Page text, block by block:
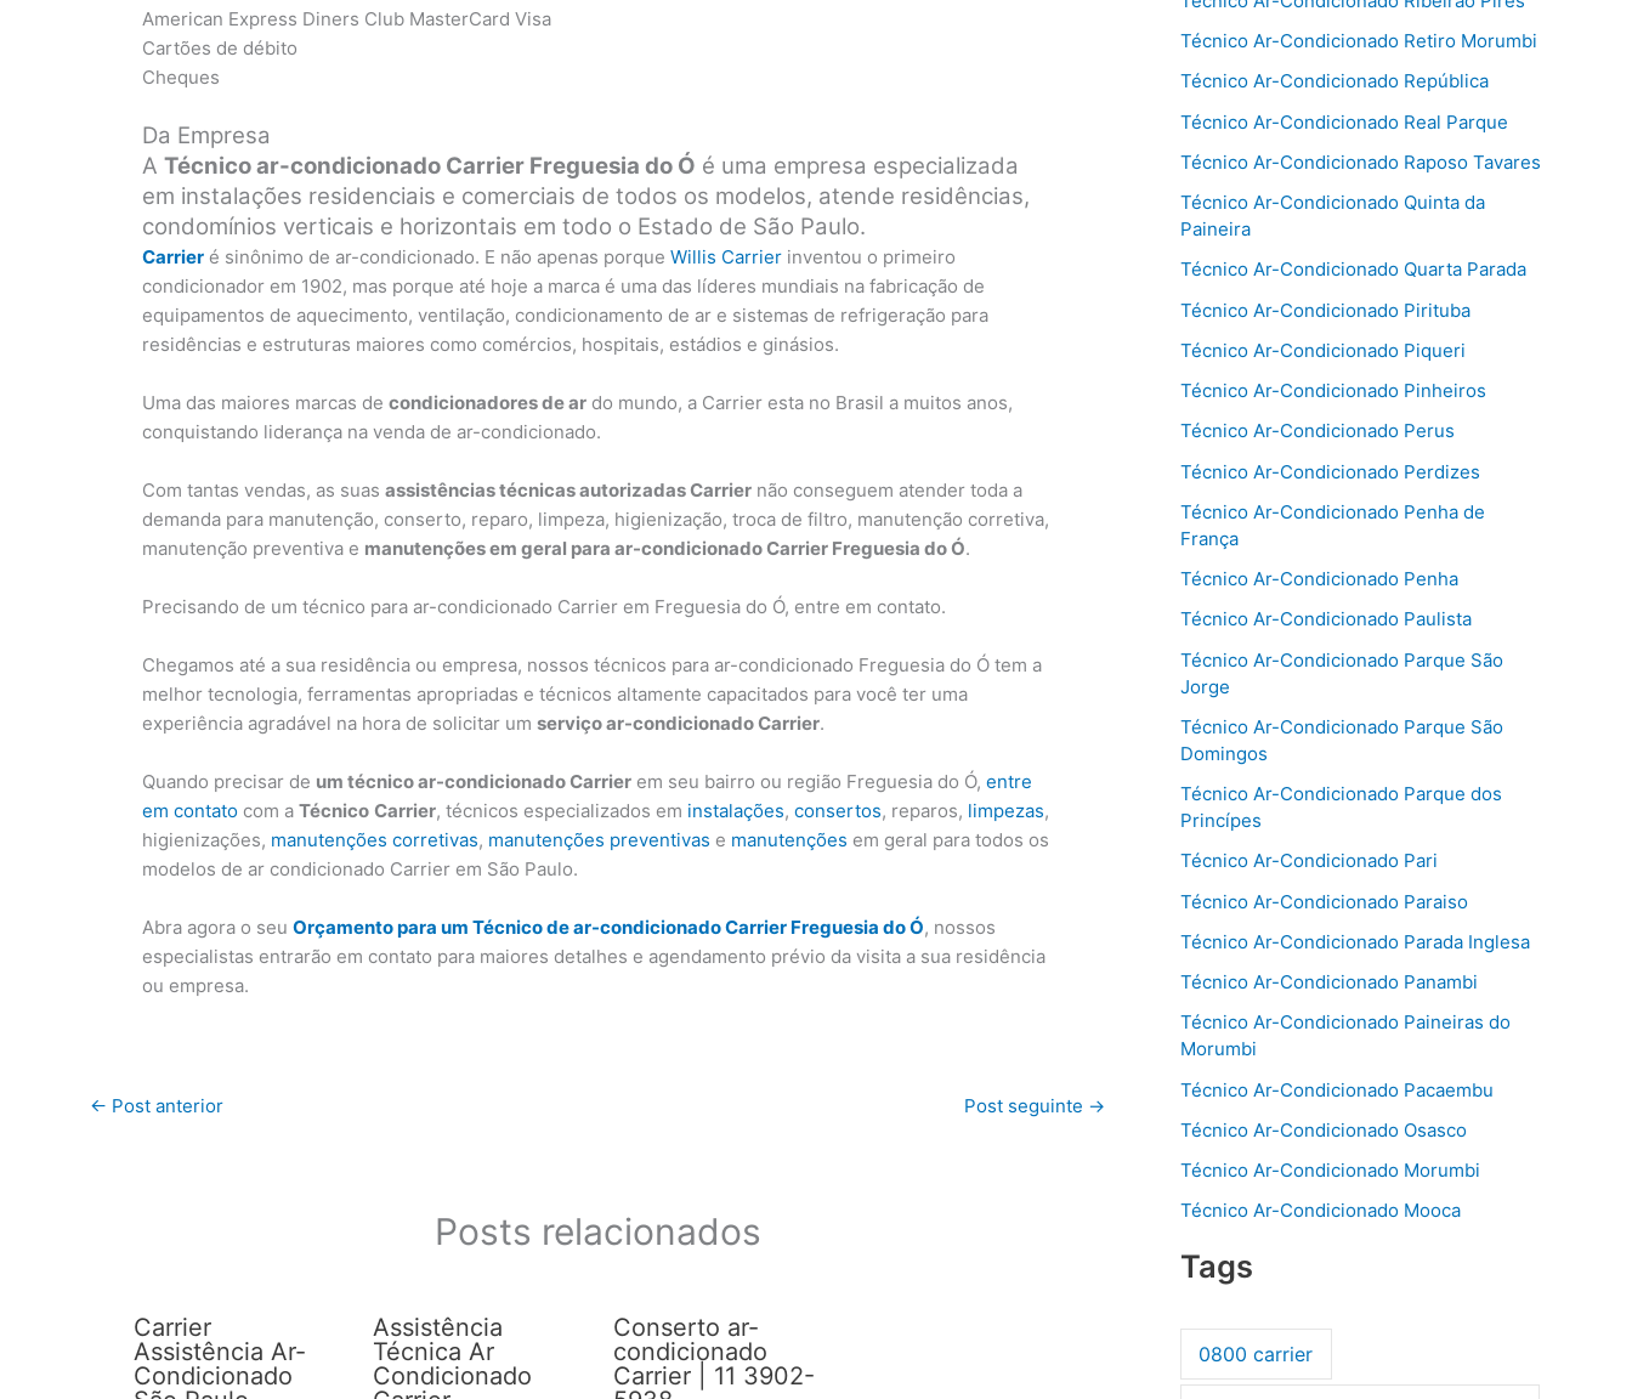
American Express Diners Club MasterCard Visa
Cartões de débito
Cheques
Da Empresa
A Técnico ar-condicionado Carrier Freguesia do Ó é uma empresa especializada
em instalações residenciais e comerciais de todos os modelos, atende residências,
condomínios verticais e horizontais em todo o Estado de São Paulo.
Carrier é sinônimo de ar-condicionado. E não apenas porque Willis Carrier inventou o primeiro
condicionador em 1902, mas porque até hoje a marca é uma das líderes mundiais na fabricação de
equipamentos de aquecimento, ventilação, condicionamento de ar e sistemas de refrigeração para
residências e estruturas maiores como comércios, hospitais, estádios e ginásios.
Uma das maiores marcas de condicionadores de ar do mundo, a Carrier esta no Brasil a muitos anos,
conquistando liderança na venda de ar-condicionado.
Com tantas vendas, as suas assistências técnicas autorizadas Carrier não conseguem atender toda a
demanda para manutenção, conserto, reparo, limpeza, higienização, troca de filtro, manutenção corretiva,
manutenção preventiva e manutenções em geral para ar-condicionado Carrier Freguesia do Ó.
Precisando de um técnico para ar-condicionado Carrier em Freguesia do Ó, entre em contato.
Chegamos até a sua residência ou empresa, nossos técnicos para ar-condicionado Freguesia do Ó tem a
melhor tecnologia, ferramentas apropriadas e técnicos altamente capacitados para você ter uma
experiência agradável na hora de solicitar um serviço ar-condicionado Carrier.
Quando precisar de um técnico ar-condicionado Carrier em seu bairro ou região Freguesia do Ó, entre
em contato com a Técnico Carrier, técnicos especializados em instalações, consertos, reparos, limpezas,
higienizações, manutenções corretivas, manutenções preventivas e manutenções em geral para todos os
modelos de ar condicionado Carrier em São Paulo.
Abra agora o seu Orçamento para um Técnico de ar-condicionado Carrier Freguesia do Ó, nossos
especialistas entrarão em contato para maiores detalhes e agendamento prévio da visita a sua residência
ou empresa.
← Post anterior Post seguinte →
Posts relacionados
Carrier
Assistência Ar-
Condicionado
Assistência
Técnica Ar
Condicionado
Conserto ar-
condicionado
Carrier | 11 3902-
Técnico Ar-Condicionado Retiro Morumbi
Técnico Ar-Condicionado República
Técnico Ar-Condicionado Real Parque
Técnico Ar-Condicionado Raposo Tavares
Técnico Ar-Condicionado Quinta da
Paineira
Técnico Ar-Condicionado Quarta Parada
Técnico Ar-Condicionado Pirituba
Técnico Ar-Condicionado Piqueri
Técnico Ar-Condicionado Pinheiros
Técnico Ar-Condicionado Perus
Técnico Ar-Condicionado Perdizes
Técnico Ar-Condicionado Penha de
França
Técnico Ar-Condicionado Penha
Técnico Ar-Condicionado Paulista
Técnico Ar-Condicionado Parque São
Jorge
Técnico Ar-Condicionado Parque São
Domingos
Técnico Ar-Condicionado Parque dos
Princípes
Técnico Ar-Condicionado Pari
Técnico Ar-Condicionado Paraiso
Técnico Ar-Condicionado Parada Inglesa
Técnico Ar-Condicionado Panambi
Técnico Ar-Condicionado Paineiras do
Morumbi
Técnico Ar-Condicionado Pacaembu
Técnico Ar-Condicionado Osasco
Técnico Ar-Condicionado Morumbi
Técnico Ar-Condicionado Mooca
Tags
0800 carrier